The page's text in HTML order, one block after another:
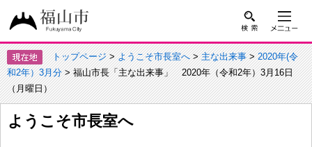
トップページ>ようこそ市長室へ>主な出来事>2020年(令
和2年）3月分> 福山市長「主な出来事」 2020年（令和2年）3月16日
（月曜日）
ようこそ市長室へ